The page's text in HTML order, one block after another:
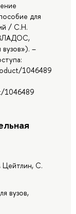
для
/ С.Н.
ВЛАДОС,
–
1046489
1046489
Цейтлин, С.
вузов,